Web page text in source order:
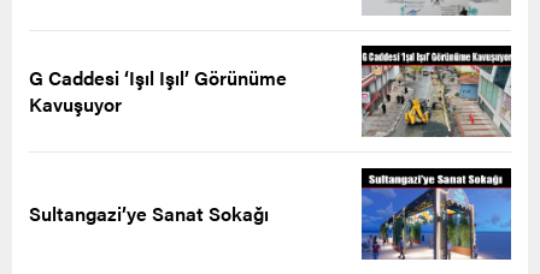
G Caddesi ‘Işıl Işıl’ Görünüme
Kavuşuyor
Sultangazi’ye Sanat Sokağı